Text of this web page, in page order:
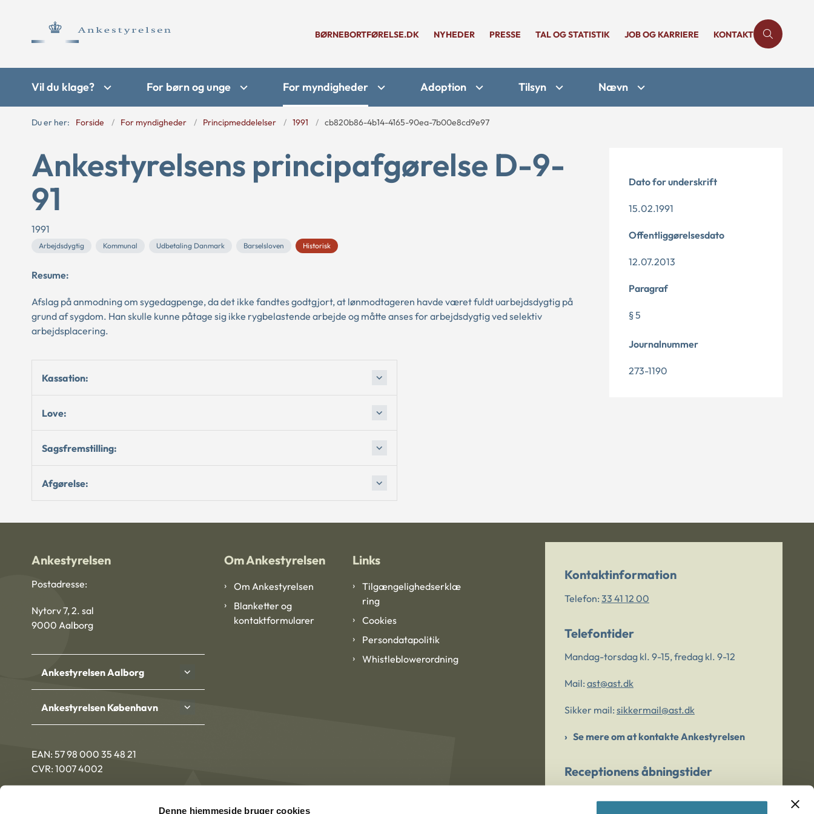
Denne hjemmeside bruger cookies
BØRNEBORTFØRELSE.DK NYHEDER PRESSE TAL OG STATISTIK JOB OG KARRIERE KONTAKT
Vil du klage? For børn og unge For myndigheder Adoption Tilsyn Nævn
Du er her: Forside For myndigheder Principmeddelelser 1991 cb820b86-4b14-4165-90ea-7b00e8cd9e97
Ankestyrelsens principafgørelse D-9-
91
1991
Arbejdsdygtig Kommunal Udbetaling Danmark Barselsloven Historisk
Resume:
Afslag på anmodning om sygedagpenge, da det ikke fandtes godtgjort, at lønmodtageren havde været fuldt uarbejdsdygtig på
grund af sygdom. Han skulle kunne påtage sig ikke rygbelastende arbejde og måtte anses for arbejdsdygtig ved selektiv
arbejdsplacering.
Kassation:
Love:
Sagsfremstilling:
Afgørelse:
Dato for underskrift
15.02.1991
Offentliggørelsesdato
12.07.2013
Paragraf
§ 5
Journalnummer
273-1190
Ankestyrelsen
Postadresse:
Nytorv 7, 2. sal
9000 Aalborg
Ankestyrelsen Aalborg
Ankestyrelsen København
EAN: 57 98 000 35 48 21
CVR: 1007 4002
Om Ankestyrelsen
Om Ankestyrelsen
Blanketter og
kontaktformularer
Links
Tilgængelighedserklæ
ring
Cookies
Persondatapolitik
Whistleblowerordning
Kontaktinformation
Telefon: 33 41 12 00
Telefontider
Mandag-torsdag kl. 9-15, fredag kl. 9-12
Mail: ast@ast.dk
Sikker mail: sikkermail@ast.dk
Se mere om at kontakte Ankestyrelsen
Receptionens åbningstider